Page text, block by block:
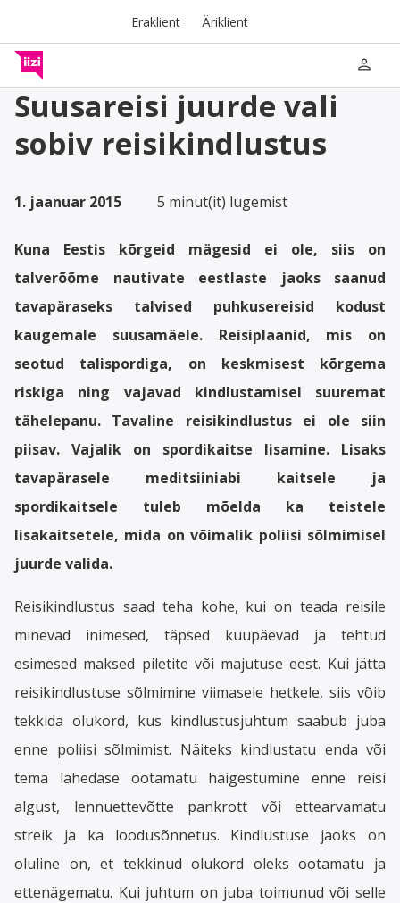
Eraklient Äriklient
person
Suusareisi juurde vali
sobiv reisikindlustus
1. jaanuar 2015 5 minut(it) lugemist
Kuna Eestis kõrgeid mägesid ei ole, siis on
talverõõme nautivate eestlaste jaoks saanud
tavapäraseks talvised puhkusereisid kodust
kaugemale suusamäele. Reisiplaanid, mis on
seotud talispordiga, on keskmisest kõrgema
riskiga ning vajavad kindlustamisel suuremat
tähelepanu. Tavaline reisikindlustus ei ole siin
piisav. Vajalik on spordikaitse lisamine. Lisaks
tavapärasele meditsiiniabi kaitsele ja
spordikaitsele tuleb mõelda ka teistele
lisakaitsetele, mida on võimalik poliisi sõlmimisel
juurde valida.
Reisikindlustus saad teha kohe, kui on teada reisile
minevad inimesed, täpsed kuupäevad ja tehtud
esimesed maksed piletite või majutuse eest. Kui jätta
reisikindlustuse sõlmimine viimasele hetkele, siis võib
tekkida olukord, kus kindlustusjuhtum saabub juba
enne poliisi sõlmimist. Näiteks kindlustatu enda või
tema lähedase ootamatu haigestumine enne reisi
algust, lennuettevõtte pankrott või ettearvamatu
streik ja ka loodusõnnetus. Kindlustuse jaoks on
oluline on, et tekkinud olukord oleks ootamatu ja
ettenägematu. Kui juhtum on juba toimunud või selle